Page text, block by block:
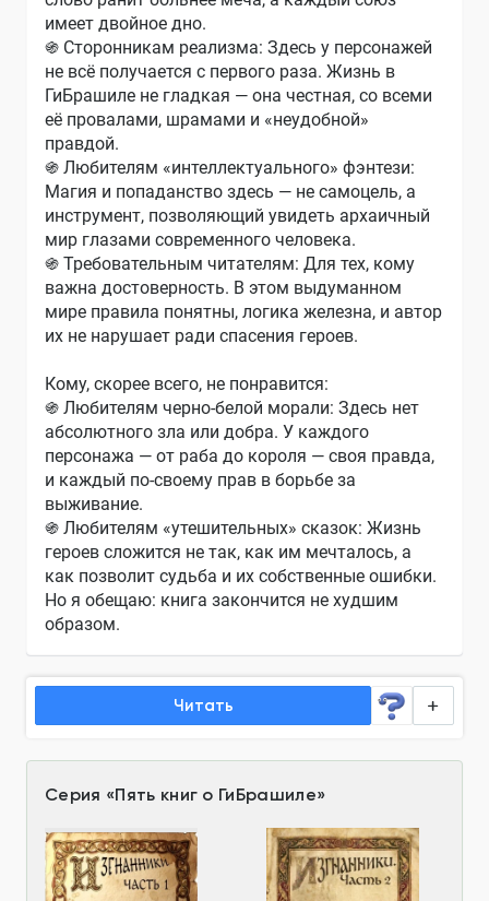
имеет двойное дно.
֍ Сторонникам реализма: Здесь у персонажей
не всё получается с первого раза. Жизнь в
ГиБрашиле не гладкая — она честная, со всеми
её провалами, шрамами и «неудобной»
правдой.
֍ Любителям «интеллектуального» фэнтези:
Магия и попаданство здесь — не самоцель, а
инструмент, позволяющий увидеть архаичный
мир глазами современного человека.
֍ Требовательным читателям: Для тех, кому
важна достоверность. В этом выдуманном
мире правила понятны, логика железна, и автор
их не нарушает ради спасения героев.
Кому, скорее всего, не понравится:
֍ Любителям черно-белой морали: Здесь нет
абсолютного зла или добра. У каждого
персонажа — от раба до короля — своя правда,
и каждый по-своему прав в борьбе за
выживание.
֍ Любителям «утешительных» сказок: Жизнь
героев сложится не так, как им мечталось, а
как позволит судьба и их собственные ошибки.
Но я обещаю: книга закончится не худшим
образом.
Читать
Серия «Пять книг о ГиБрашиле»